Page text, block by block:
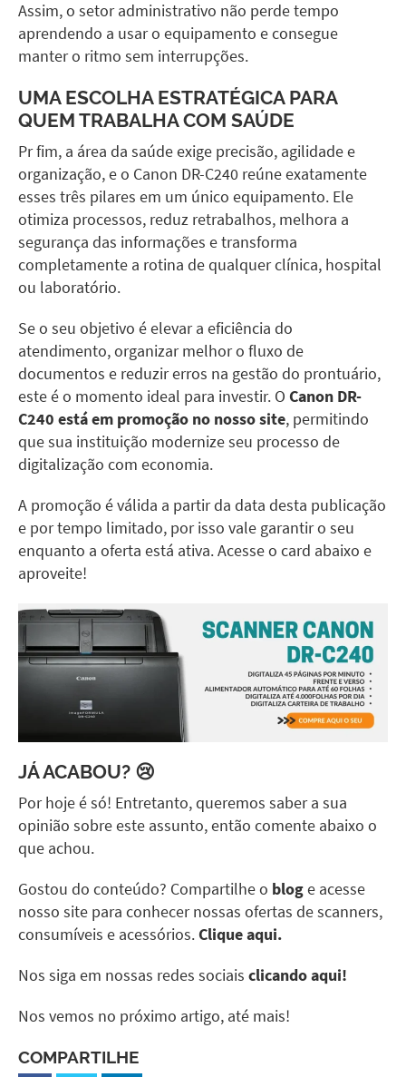
Assim, o setor administrativo não perde tempo
aprendendo a usar o equipamento e consegue
manter o ritmo sem interrupções.
UMA ESCOLHA ESTRATÉGICA PARA
QUEM TRABALHA COM SAÚDE
Pr fim, a área da saúde exige precisão, agilidade e
organização, e o Canon DR-C240 reúne exatamente
esses três pilares em um único equipamento. Ele
otimiza processos, reduz retrabalhos, melhora a
segurança das informações e transforma
completamente a rotina de qualquer clínica, hospital
ou laboratório.
Se o seu objetivo é elevar a eficiência do
atendimento, organizar melhor o fluxo de
documentos e reduzir erros na gestão do prontuário,
este é o momento ideal para investir. O Canon DR-
C240 está em promoção no nosso site, permitindo
que sua instituição modernize seu processo de
digitalização com economia.
A promoção é válida a partir da data desta publicação
e por tempo limitado, por isso vale garantir o seu
enquanto a oferta está ativa. Acesse o card abaixo e
aproveite!
JÁ ACABOU? 😢
Por hoje é só! Entretanto, queremos saber a sua
opinião sobre este assunto, então comente abaixo o
que achou.
Gostou do conteúdo? Compartilhe o bloge acesse
nosso site para conhecer nossas ofertas de scanners,
consumíveis e acessórios.Clique aqui.
Nos siga em nossas redes sociais clicando aqui!
Nos vemos no próximo artigo, até mais!
COMPARTILHE